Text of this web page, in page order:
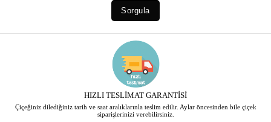
HIZLI TESLİMAT GARANTİSİ
Çiçeğiniz dilediğiniz tarih ve saat aralıklarınla teslim edilir. Aylar öncesinden bile çiçek
siparişlerinizi verebilirsiniz.